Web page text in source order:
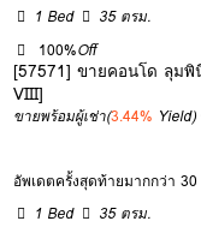
1 Bed
35 ตรม.
100%Off
[57571] ขายคอนโด ลุมพิ
VIII]
ขายพร้อมผู้เช่า(3.44% Yield)
อัพเดตครั้งสุดท้ายมากกว่า
1 Bed
35 ตรม.